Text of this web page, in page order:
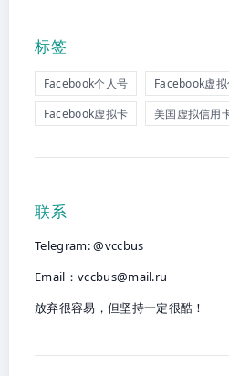
标签
Facebook个人号
Facebook虚
Facebook虚拟卡
美国虚拟信用
联系
Telegram: @vccbus
Email： vccbus@mail.ru
放弃很容易，但坚持一定很酷！